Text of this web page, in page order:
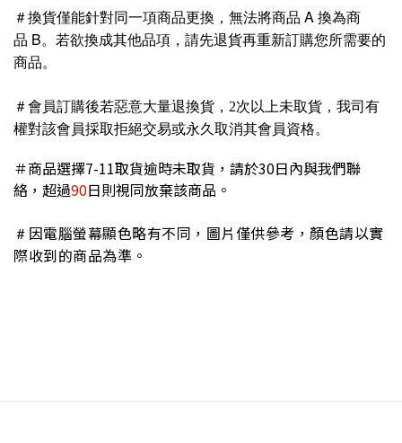
＃換貨僅能針對同一項商品更換，無法將商品 A 換為商
品 B。若欲換成其他品項，請先退貨再重新訂購您所需要的
商品。
＃會員訂購後若惡意大量退換貨，2次以上未取貨，我司有
權對該會員採取拒絕交易或永久取消其會員資格。
＃商品選擇7-11取貨逾時未取貨，請於30日內與我們聯
絡，超過90日則視同放棄該商品。
＃ 因電腦螢幕顯色略有不同，圖片僅供參考，顏色請以實
際收到的商品為準。